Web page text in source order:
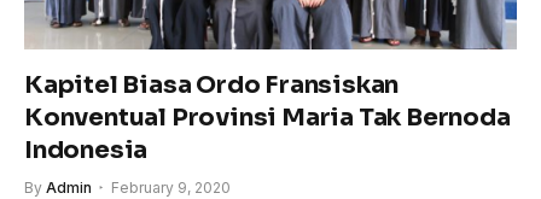
Kapitel Biasa Ordo Fransiskan
Konventual Provinsi Maria Tak Bernoda
Indonesia
By Admin February 9, 2020